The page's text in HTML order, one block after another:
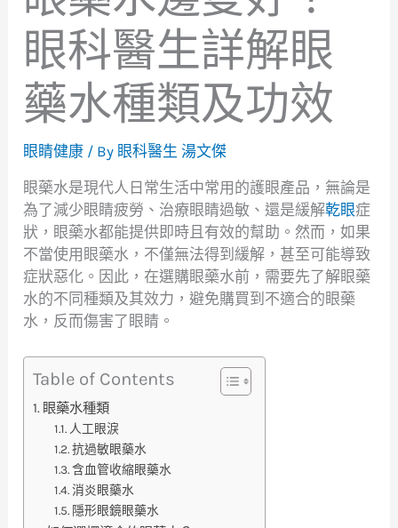
眼科醫生詳解眼
藥水種類及功效
眼睛健康 / By 眼科醫生 湯文傑
眼藥水是現代人日常生活中常用的護眼產品，無論是
為了減少眼睛疲勞、治療眼睛過敏、還是緩解乾眼症
狀，眼藥水都能提供即時且有效的幫助。然而，如果
不當使用眼藥水，不僅無法得到緩解，甚至可能導致
症狀惡化。因此，在選購眼藥水前，需要先了解眼藥
水的不同種類及其效力，避免購買到不適合的眼藥
水，反而傷害了眼睛。
Table of Contents
眼藥水種類
人工眼淚
抗過敏眼藥水
含血管收縮眼藥水
消炎眼藥水
隱形眼鏡眼藥水